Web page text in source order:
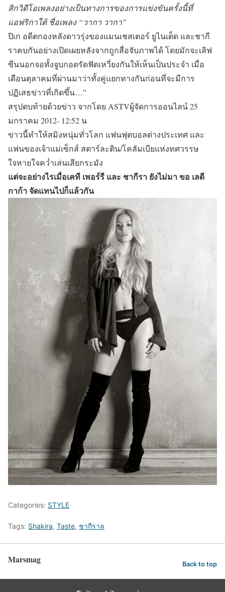
สิกวิดีโอเพลงอย่างเป็นทางการของการแข่งขันครั้งนี้ที่
แอฟริกาใต้ ชื่อเพลง “วากา วากา”
ปิเก อดีตกองหลังดาวรุ่งของแมนเชสเตอร์ ยูไนเต็ด และชากี
ราคบกันอย่างเปิดเผยหลังจากถูกสื่อจับภาพได้ โดยมักจะเลิฟ
ซีนนอกจอทั้งจูบกอดรัดฟัดเหวี่ยงกันให้เห็นเป็นประจำ เมื่อ
เดือนตุลาคมที่ผ่านมาว่าทั้งคู่แยกทางกันก่อนที่จะมีการ
ปฏิเสธข่าวที่เกิดขึ้น…”
สรุปตบท้ายด้วยข่าว จากโดย ASTVผู้จัดการออนไลน์ 25
มกราคม 2012- 12:52 น
ข่าวนี้ทำให้สมิงหนุ่มทั่วโลก แฟนฟุตบอลต่างประเทศ และ
แฟนของเจ้าแม่เซ็กส์ สตาร์ละติน/โคลัมเบียแห่งทศวรรษ
ใจหายใจคว่ำเล่นเสียกระมัง
แต่จะอย่างไรเมื่อเคที เพอร์รี และ ชากีรา ยังไม่มา ขอ เลดี
กาก้า จัดแทนไปก็แล้วกัน
Categories: STYLE
Tags: Shakira, Taste, ชากีราล
Marsmag Back to top